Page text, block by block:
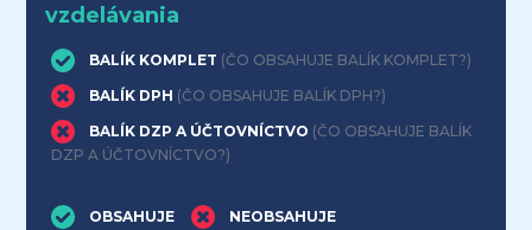
vzdelávania
BALÍK KOMPLET (ČO OBSAHUJE BALÍK KOMPLET?)
BALÍK DPH (ČO OBSAHUJE BALÍK DPH?)
BALÍK DZP A ÚČTOVNÍCTVO (ČO OBSAHUJE BALÍK
DZP A ÚČTOVNÍCTVO?)
OBSAHUJE NEOBSAHUJE